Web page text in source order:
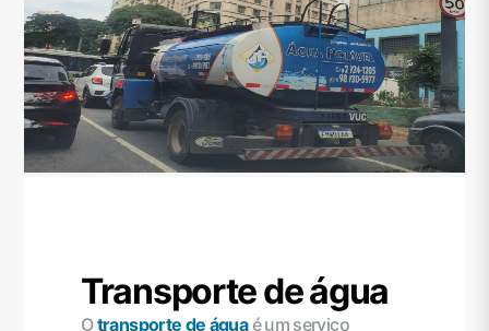
Transporte de água
Otransporte de águaé um serviço